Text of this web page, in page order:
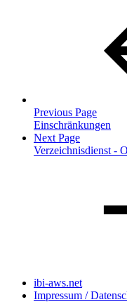
Previous Page
Einschränkungen
Next Page
Verzeichnisdienst -
ibi-aws.net
Impressum /